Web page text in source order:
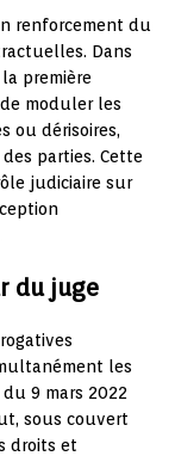
renforcement du
Dans
première
moduler les
ou dérisoires,
des parties. Cette
judiciaire sur
du juge
les
du 9 mars 2022
sous couvert
droits et